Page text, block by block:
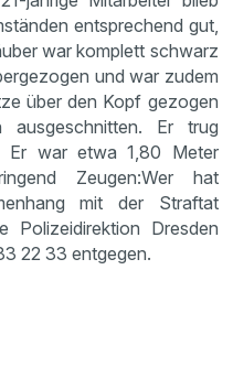
entsprechend gut,
war komplett schwarz
und war zudem
über den Kopf gezogen
Er trug
Er war etwa 1,80 Meter
Zeugen:Wer hat
mit der Straftat
Polizeidirektion Dresden
22 33 entgegen.